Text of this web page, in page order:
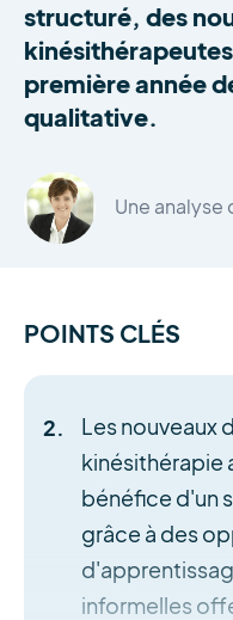
structuré, des
première année
qualitative.
Une analyse
POINTS CLÉS
Les nouveaux
kinésithérapie
bénéfice d'un
grâce à des
informelles